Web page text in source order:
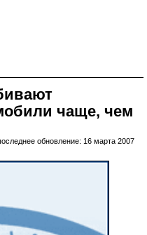
чаще, чем
обновление: 16 марта 2007